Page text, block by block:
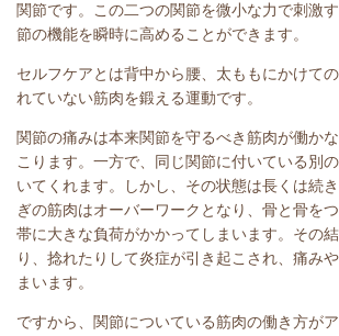
関節です。この二つの関節を微小な力で刺激
節の機能を瞬時に高めることができます。
セルフケアとは背中から腰、太ももにかけて
れていない筋肉を鍛える運動です。
関節の痛みは本来関節を守るべき筋肉が働か
こります。一方で、同じ関節に付いている別
いてくれます。しかし、その状態は長くは続
ぎの筋肉はオーバーワークとなり、骨と骨を
帯に大きな負荷がかかってしまいます。その
り、捻れたりして炎症が引き起こされ、痛み
まいます。
ですから、関節についている筋肉の働き方が